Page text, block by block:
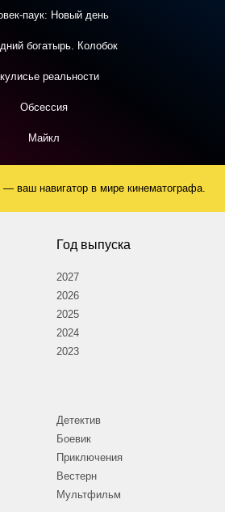
паук: Новый день
богатырь. Колобок
реальности
Обсессия
Майкл
ваш навигатор в мире кинематографа.
Год выпуска
2027
2026
2025
2024
2023
Детектив
Боевик
Приключения
Вестерн
Мультфильм